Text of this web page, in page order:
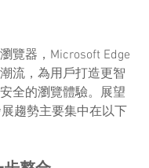
覽器，Microsoft Edge
流，為用戶打造更智
全的瀏覽體驗。展望
趨勢主要集中在以下